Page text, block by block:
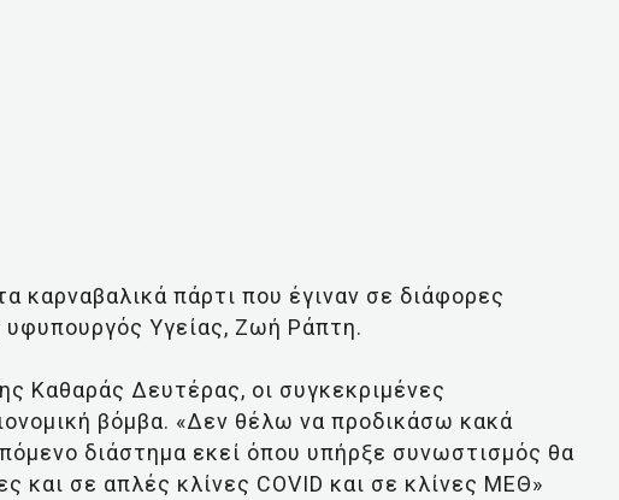
καρναβαλικά πάρτι που έγιναν σε διάφορες
υφυπουργός Υγείας, Ζωή Ράπτη.
Καθαράς Δευτέρας, οι συγκεκριμένες
βόμβα. «Δεν θέλω να προδικάσω κακά
διάστημα εκεί όπου υπήρξε συνωστισμός θα
και σε απλές κλίνες COVID και σε κλίνες ΜΕΘ»